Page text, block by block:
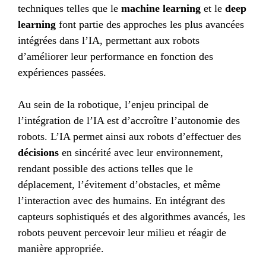
techniques telles que le machine learning et le deep
learning font partie des approches les plus avancées
intégrées dans l’IA, permettant aux robots
d’améliorer leur performance en fonction des
expériences passées.
Au sein de la robotique, l’enjeu principal de
l’intégration de l’IA est d’accroître l’autonomie des
robots. L’IA permet ainsi aux robots d’effectuer des
décisions en sincérité avec leur environnement,
rendant possible des actions telles que le
déplacement, l’évitement d’obstacles, et même
l’interaction avec des humains. En intégrant des
capteurs sophistiqués et des algorithmes avancés, les
robots peuvent percevoir leur milieu et réagir de
manière appropriée.